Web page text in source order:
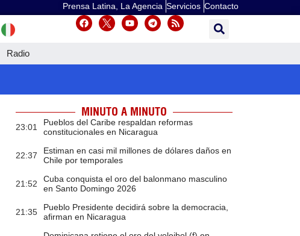
Prensa Latina, La Agencia Servicios Contacto
Radio
MINUTO A MINUTO
23:01
Pueblos del Caribe respaldan reformas
constitucionales en Nicaragua
22:37
Estiman en casi mil millones de dólares daños en
Chile por temporales
21:52
Cuba conquista el oro del balonmano masculino
en Santo Domingo 2026
21:35
Pueblo Presidente decidirá sobre la democracia,
afirman en Nicaragua